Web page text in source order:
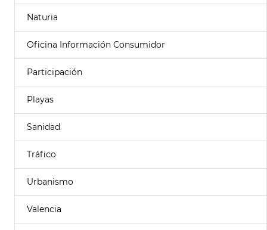
Naturia
Oficina Información Consumidor
Participación
Playas
Sanidad
Tráfico
Urbanismo
Valencia